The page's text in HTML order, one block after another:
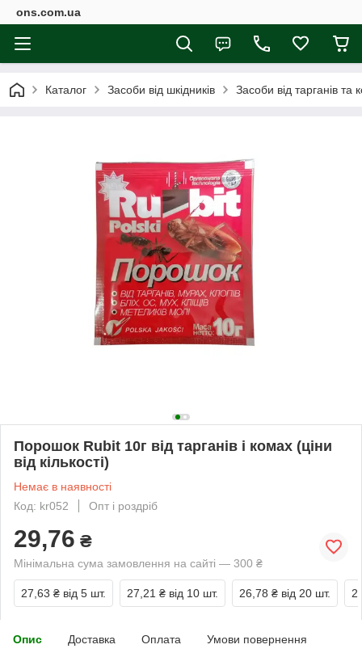
ons.com.ua
Каталог Засоби від шкідників Засоби від тарганів та
Порошок Rubit 10г від тарганів і комах (ціни
від кількості)
Немає в наявності
Код: kr052
Опт і роздріб
29,76 ₴
Мінімальна сума замовлення на сайті — 300 ₴
27,63 ₴ від 5 шт. 27,21 ₴ від 10 шт. 26,78 ₴ від 20 шт.
Опис Доставка Оплата Умови повернення